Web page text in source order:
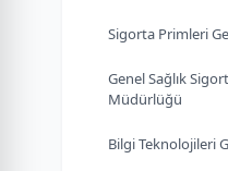
Sigorta Primleri
Genel Sağlık
Müdürlüğü
Bilgi Teknolojileri